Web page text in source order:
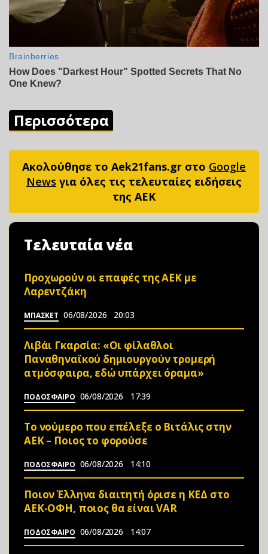
Περισσότερα
Ακολούθησε το Aek21fans.gr στο Google
News για όλες τις τελευταίες ειδήσεις
της ΑΕΚ
Τελευταία νέα
Προχωρούν οι επαφές της ΑΕΚ με
Λαρεντζάκη
ΜΠΑΣΚΕΤ 06/08/2026 20:03
Λιβάι Γκαρσία: «Οι φίλαθλοι
Παναθηναϊκού δημιουργούν τρομερή
ατμόσφαιρα, εδώ υπάρχει όραμα»
ΠΟΔΟΣΦΑΙΡΟ 06/08/2026 17:39
Το νούμερο που επέλεξε ο Βιτάλις στην
ΑΕΚ – Ποιος το φορούσε
ΠΟΔΟΣΦΑΙΡΟ 06/08/2026 14:10
Ποιον Έλληνα διαιτητή όρισε η ΚΕΔ στο
ΑΕΚ-ΟΦΗ, ποιος θα είναι VAR
ΠΟΔΟΣΦΑΙΡΟ 06/08/2026 14:07